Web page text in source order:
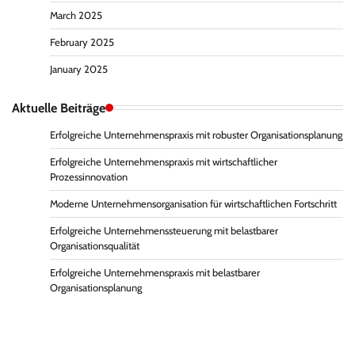
March 2025
February 2025
January 2025
Aktuelle Beiträge
Erfolgreiche Unternehmenspraxis mit robuster Organisationsplanung
Erfolgreiche Unternehmenspraxis mit wirtschaftlicher
Prozessinnovation
Moderne Unternehmensorganisation für wirtschaftlichen Fortschritt
Erfolgreiche Unternehmenssteuerung mit belastbarer
Organisationsqualität
Erfolgreiche Unternehmenspraxis mit belastbarer
Organisationsplanung